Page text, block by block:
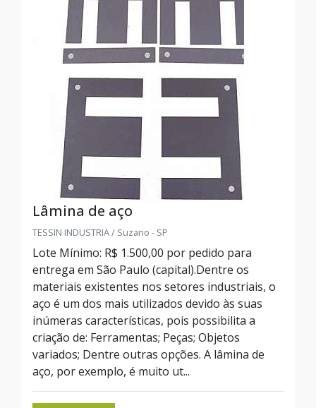
Lâmina de aço
TESSIN INDUSTRIA / Suzano - SP
Lote Mínimo: R$ 1.500,00 por pedido para
entrega em São Paulo (capital).Dentre os
materiais existentes nos setores industriais, o
aço é um dos mais utilizados devido às suas
inúmeras características, pois possibilita a
criação de: Ferramentas; Peças; Objetos
variados; Dentre outras opções. A lâmina de
aço, por exemplo, é muito ut...